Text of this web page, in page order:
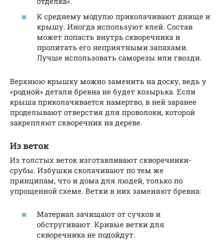
К среднему модулю приколачивают днище и
крышу. Иногда используют клей. Состав
может попасть внутрь скворечника и
пропитать его неприятными запахами.
Лучше использовать саморезы или гвозди.
Верхнюю крышку можно заменить на доску, ведь у
«родной» детали бревна не будет козырька. Если
крыша приколачивается намертво, в ней заранее
проделывают отверстия для проволоки, которой
закрепляют скворечник на дереве.
Из веток
Из толстых веток изготавливают скворечники-
срубы. Избушки сколачивают по тем же
принципам, что и дома для людей, только по
упрощенной схеме. Ветки в них заменяют бревна:
Материал зачищают от сучков и
обстругивают. Кривые ветки для
скворечника не подойдут.